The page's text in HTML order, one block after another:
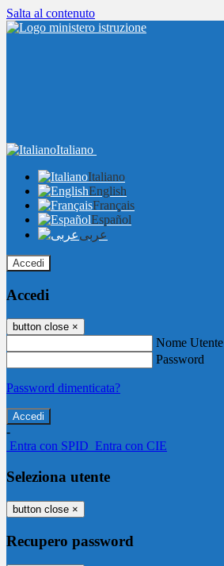
Salta al contenuto
Italiano
Italiano
English
Français
Español
عربى
Accedi
Accedi
button close ×
Nome Utente
Password
Password dimenticata?
-
Entra con SPID Entra con CIE
Seleziona utente
button close ×
Recupero password